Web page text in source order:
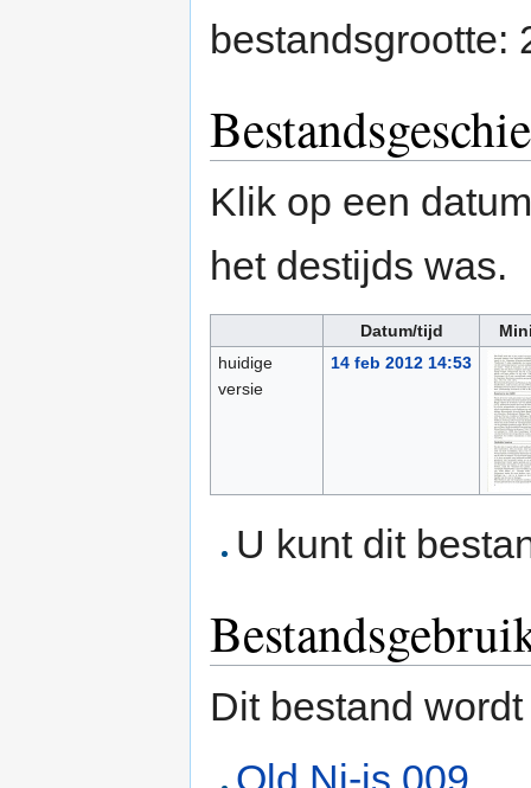
bestandsgrootte:
Klik op een
het destijds was.
Datum/tijd
huidige
versie
14 feb 2012 14:53
U kunt dit
Dit bestand
Old Ni-js 009